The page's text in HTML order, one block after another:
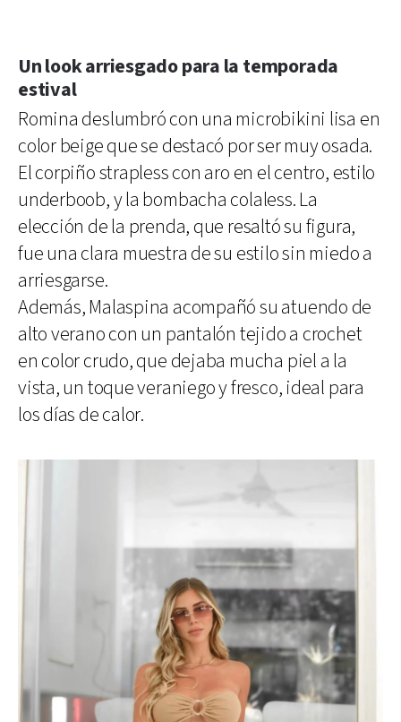
Un look arriesgado para la temporada
estival
Romina deslumbró con una microbikini lisa en
color beige que se destacó por ser muy osada.
El corpiño strapless con aro en el centro, estilo
underboob, y la bombacha colaless. La
elección de la prenda, que resaltó su figura,
fue una clara muestra de su estilo sin miedo a
arriesgarse.
Además, Malaspina acompañó su atuendo de
alto verano con un pantalón tejido a crochet
en color crudo, que dejaba mucha piel a la
vista, un toque veraniego y fresco, ideal para
los días de calor.